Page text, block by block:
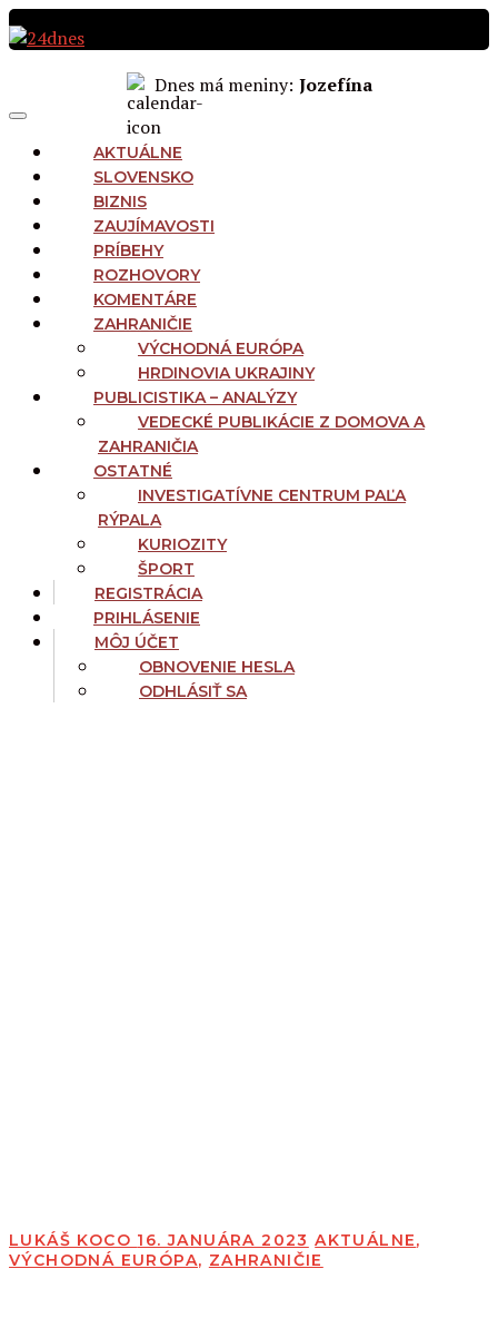
Preskočiť
na
Dnes má meniny: Jozefína
NAVIGATION
Menu
AKTUÁLNE
SLOVENSKO
BIZNIS
ZAUJÍMAVOSTI
PRÍBEHY
ROZHOVORY
KOMENTÁRE
ZAHRANIČIE
VÝCHODNÁ EURÓPA
HRDINOVIA UKRAJINY
PUBLICISTIKA – ANALÝZY
VEDECKÉ PUBLIKÁCIE Z DOMOVA A
ZAHRANIČIA
OSTATNÉ
INVESTIGATÍVNE CENTRUM PAĽA
RÝPALA
KURIOZITY
ŠPORT
REGISTRÁCIA
PRIHLÁSENIE
MÔJ ÚČET
OBNOVENIE HESLA
ODHLÁSIŤ SA
LUKÁŠ KOCO 16. JANUÁRA 2023 AKTUÁLNE,
VÝCHODNÁ EURÓPA, ZAHRANIČIE